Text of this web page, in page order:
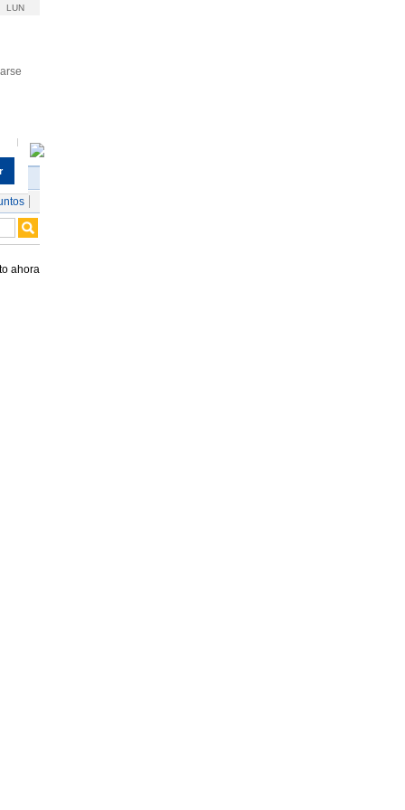
LUN
ahora